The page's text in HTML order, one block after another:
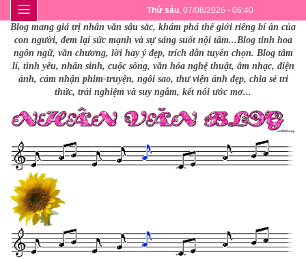
Thứ sáu, 07/08/2026 - 06:40
Blog mang giá trị nhân văn sâu sắc, khám phá thế giới riêng bí ẩn của
con người, đem lại sức mạnh và sự sáng suốt nội tâm...Blog tinh hoa
ngôn ngữ, văn chương, lời hay ý đẹp, trích dẫn tuyển chọn. Blog tâm
lí, tình yêu, nhân sinh, cuộc sống, văn hóa nghệ thuật, âm nhạc, điện
ảnh, cảm nhận phim-truyện, ngôi sao, thư viện ảnh đẹp, chia sẻ tri
thức, trải nghiệm và suy ngẫm, kết nối ước mơ...